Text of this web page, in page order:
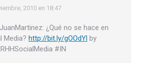
2010 en 18:47
¿Qué no se hace en
Media? http://bit.ly/gOOdYl by
#IN